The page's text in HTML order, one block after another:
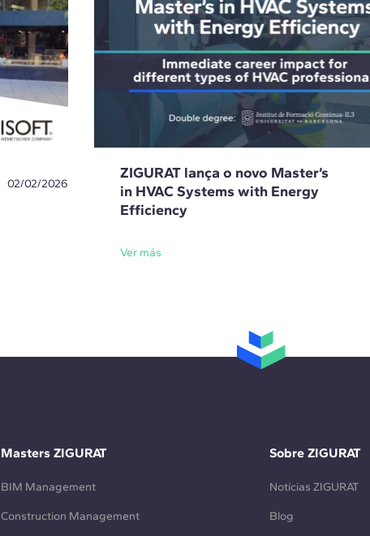
02/02/2026
ZIGURAT lança o novo Master’s
in HVAC Systems with Energy
Efficiency
Ver más
Masters ZIGURAT
BIM Management
Construction Management
Sobre ZIGURAT
Notícias ZIGURAT
Blog